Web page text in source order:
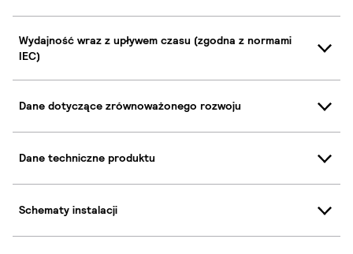
Wydajność wraz z upływem czasu (zgodna z normami
IEC)
Dane dotyczące zrównoważonego rozwoju
Dane techniczne produktu
Schematy instalacji